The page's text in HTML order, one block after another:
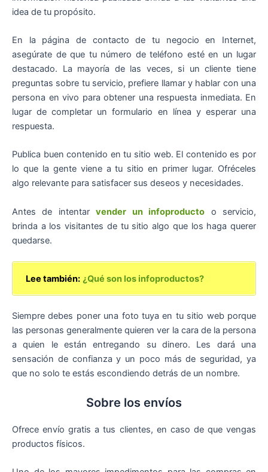
idea de tu propósito.
En la página de contacto de tu negocio en Internet,
asegúrate de que tu número de teléfono esté en un lugar
destacado. La mayoría de las veces, si un cliente tiene
preguntas sobre tu servicio, prefiere llamar y hablar con una
persona en vivo para obtener una respuesta inmediata. En
lugar de completar un formulario en línea y esperar una
respuesta.
Publica buen contenido en tu sitio web. El contenido es por
lo que la gente viene a tu sitio en primer lugar. Ofréceles
algo relevante para satisfacer sus deseos y necesidades.
Antes de intentarvender un infoproducto o servicio,
brinda a los visitantes de tu sitio algo que los haga querer
quedarse.
Lee también: ¿Qué son los infoproductos?
Siempre debes poner una foto tuya en tu sitio web porque
las personas generalmente quieren ver la cara de la persona
a quien le están entregando su dinero. Les dará una
sensación de confianza y un poco más de seguridad, ya
que no solo te estás escondiendo detrás de un nombre.
Sobre los envíos
Ofrece envío gratis a tus clientes, en caso de que vengas
productos físicos.